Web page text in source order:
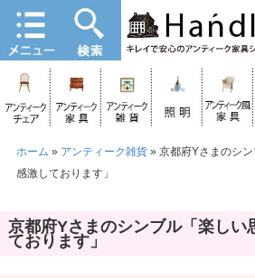
ホーム » アンティーク雑貨» 京都府Yさまのシ
感激しております」
京都府Yさまのシンブル「楽しい
ております」